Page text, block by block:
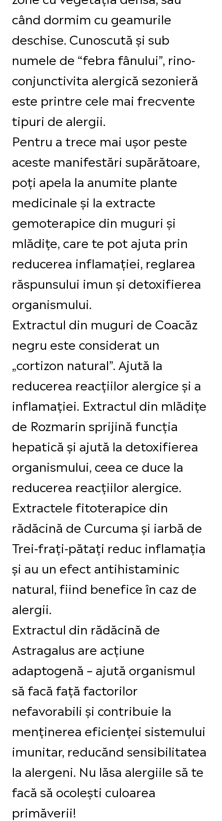
când dormim cu geamurile
deschise. Cunoscută și sub
numele de “febra fânului”, rino-
conjunctivita alergică sezonieră
este printre cele mai frecvente
tipuri de alergii.
Pentru a trece mai ușor peste
aceste manifestări supărătoare,
poți apela la anumite plante
medicinale și la extracte
gemoterapice din muguri și
mlădițe, care te pot ajuta prin
reducerea inflamației, reglarea
răspunsului imun și detoxifierea
organismului.
Extractul din muguri de Coacăz
negru este considerat un
„cortizon natural”. Ajută la
reducerea reacțiilor alergice și a
inflamației. Extractul din mlădițe
de Rozmarin sprijină funcția
hepatică și ajută la detoxifierea
organismului, ceea ce duce la
reducerea reacțiilor alergice.
Extractele fitoterapice din
rădăcină de Curcuma și iarbă de
Trei-frați-pătați reduc inflamația
și au un efect antihistaminic
natural, fiind benefice în caz de
alergii.
Extractul din rădăcină de
Astragalus are acțiune
adaptogenă – ajută organismul
să facă față factorilor
nefavorabili și contribuie la
menținerea eficienței sistemului
imunitar, reducănd sensibilitatea
la alergeni. Nu lăsa alergiile să te
facă să ocolești culoarea
primăverii!